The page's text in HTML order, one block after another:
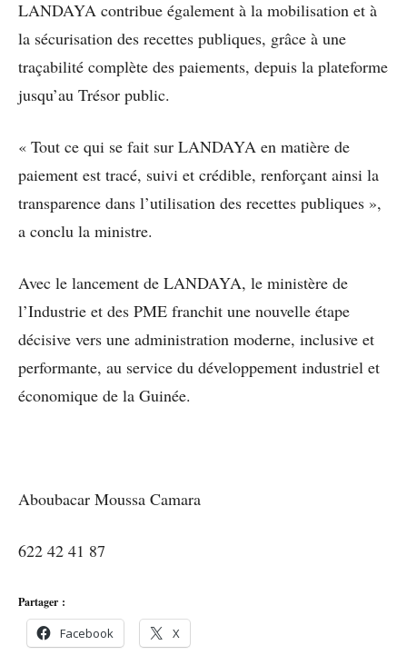
LANDAYA contribue également à la mobilisation et à
la sécurisation des recettes publiques, grâce à une
traçabilité complète des paiements, depuis la plateforme
jusqu’au Trésor public.
« Tout ce qui se fait sur LANDAYA en matière de
paiement est tracé, suivi et crédible, renforçant ainsi la
transparence dans l’utilisation des recettes publiques »,
a conclu la ministre.
Avec le lancement de LANDAYA, le ministère de
l’Industrie et des PME franchit une nouvelle étape
décisive vers une administration moderne, inclusive et
performante, au service du développement industriel et
économique de la Guinée.
Aboubacar Moussa Camara
622 42 41 87
Partager :
Facebook X